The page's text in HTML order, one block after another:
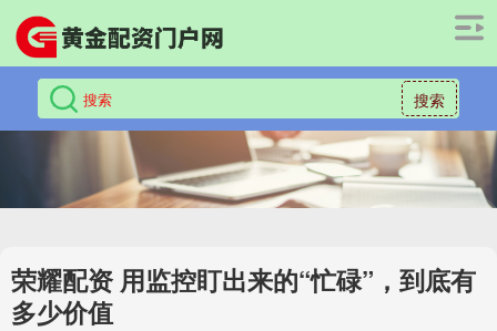
搜索
荣耀配资 用监控盯出来的“忙碌”，到底有
多少价值